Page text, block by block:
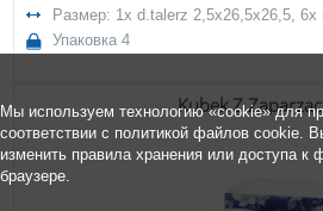
Размер: 1x d.talerz 2,5x26,5x26,5, 6x
Упаковка 4
Kubek Z
Мы используем технологию «cookie» для
соответствии с политикой файлов cookie.
изменить правила хранения или доступа
браузере.